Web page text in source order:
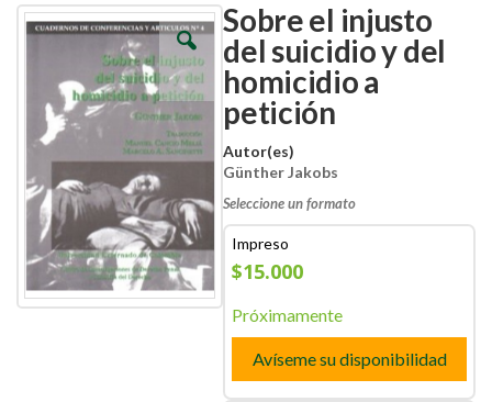
Sobre el injusto
del suicidio y del
homicidio a
petición
Autor(es)
Günther Jakobs
Seleccione un formato
Impreso
$15.000
Próximamente
Avíseme su disponibilidad
Skip
to
images
gallery
Skip
to
images
gallery